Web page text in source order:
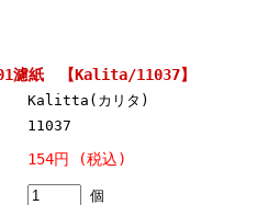
濾紙 【Kalita/11037】
Kalitta(カリタ)
11037
154円 (税込)
個